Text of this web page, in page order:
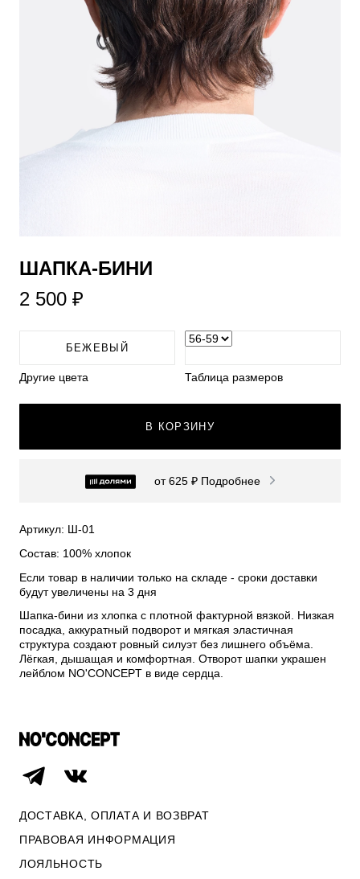
​ШАПКА-БИНИ
2 500 ₽
БЕЖЕВЫЙ
Другие цвета Таблица размеров
В КОРЗИНУ
от 625 ₽ Подробнее
Артикул: Ш-01
Состав: 100% хлопок
Если товар в наличии только на складе - сроки доставки
будут увеличены на 3 дня
Шапка-бини из хлопка с плотной фактурной вязкой. Низкая
посадка, аккуратный подворот и мягкая эластичная
структура создают ровный силуэт без лишнего объёма.
Лёгкая, дышащая и комфортная. Отворот шапки украшен
лейблом NO'CONCEPT в виде сердца.
ДОСТАВКА, ОПЛАТА И ВОЗВРАТ
ПРАВОВАЯ ИНФОРМАЦИЯ
ЛОЯЛЬНОСТЬ
ОПЛАТА И ВОЗВРАТ